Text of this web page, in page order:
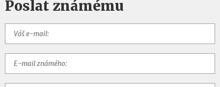
Poslat známému